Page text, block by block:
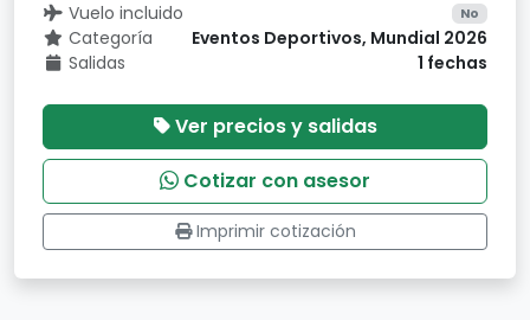
Vuelo incluido No
Categoría
Eventos Deportivos, Mundial 2026
Salidas
1 fechas
Ver precios y salidas
Cotizar con asesor
Imprimir cotización